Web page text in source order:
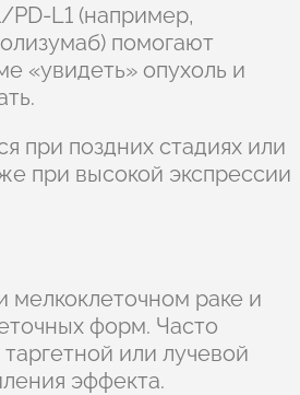
PD-L1 (например,
помогают
«увидеть» опухоль и
при поздних стадиях или
при высокой экспрессии
мелкоклеточном раке и
форм. Часто
или лучевой
эффекта.